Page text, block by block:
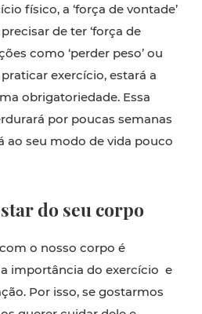
físico, a ‘força de vontade’
de ter ‘força de
como ‘perder peso’ ou
exercício, estará a
obrigatoriedade. Essa
por poucas semanas
ao seu modo de vida pouco
do seu corpo
o nosso corpo é
importância do exercício e
Por isso, se gostarmos